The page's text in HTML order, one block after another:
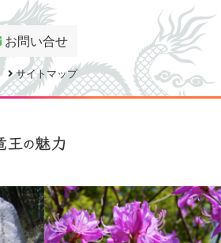
お問い合せ
サイトマップ